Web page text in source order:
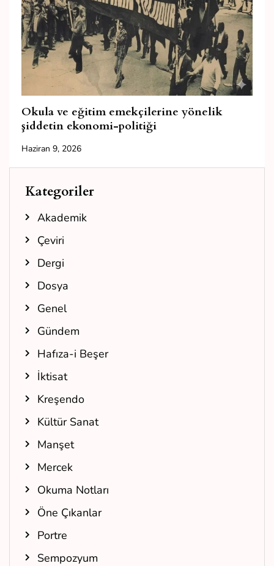
Okula ve eğitim emekçilerine yönelik
şiddetin ekonomi-politiği
Haziran 9, 2026
Kategoriler
Akademik
Çeviri
Dergi
Dosya
Genel
Gündem
Hafıza-i Beşer
İktisat
Kreşendo
Kültür Sanat
Manşet
Mercek
Okuma Notları
Öne Çıkanlar
Portre
Sempozyum